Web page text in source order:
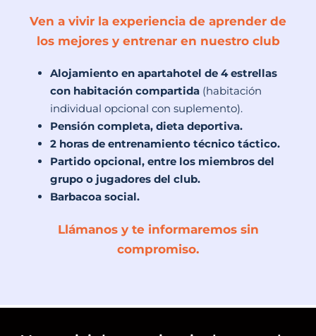
Ven a vivir la experiencia de aprender de
los mejores y entrenar en nuestro club
Alojamiento en apartahotel de 4 estrellas
con habitación compartida (habitación
individual opcional con suplemento).
Pensión completa, dieta deportiva.
2 horas de entrenamiento técnico táctico.
Partido opcional, entre los miembros del
grupo o jugadores del club.
Barbacoa social.
Llámanos y te informaremos sin
compromiso.